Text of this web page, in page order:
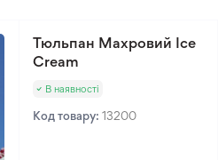
Тюльпан Махровий Ice
Cream
В наявності
Код товару: 13200